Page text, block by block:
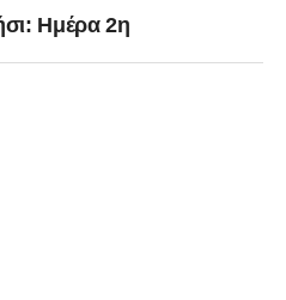
Ημέρα 2η